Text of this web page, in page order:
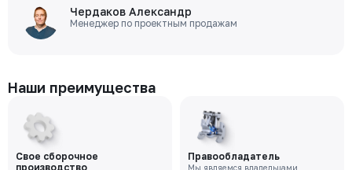
Чердаков Александр
Менеджер по проектным продажам
Наши преимущества
Свое сборочное
производство
Правообладатель
Мы являемся владельцами